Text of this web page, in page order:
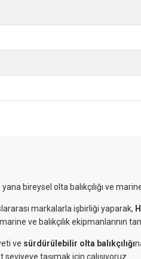
yana bireysel olta balıkçılığı ve
markalarla işbirliği yaparak,
ve balıkçılık ekipmanlarının
ve sürdürülebilir olta balıkçılığı
seviyeye taşımak için çalışıyoruz.